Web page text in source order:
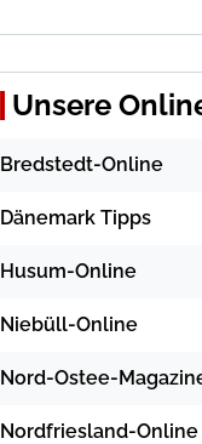
Unsere
Bredstedt-Online
Dänemark Tipps
Husum-Online
Niebüll-Online
Nord-Ostee-
Nordfriesland-Online